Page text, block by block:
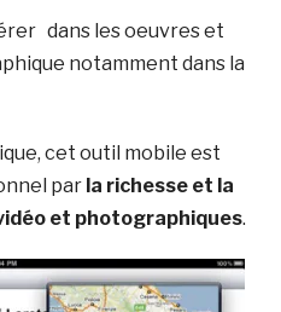
dans les oeuvres et
notamment dans la
cet outil mobile est
par la richesse et la
et photographiques.